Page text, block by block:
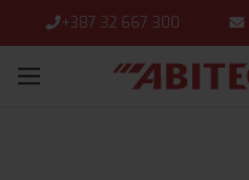
+387 32 667 300